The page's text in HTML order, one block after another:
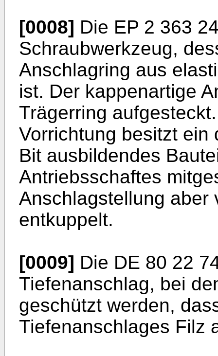
[0008] Die EP 2 363
Schraubwerkzeug,
Anschlagring aus
ist. Der kappenartige
Trägerring
Vorrichtung besitzt ein
Bit ausbildendes
Antriebsschaftes
Anschlagstellung aber
entkuppelt.
[0009] Die DE 80 22
Tiefenanschlag, bei
geschützt werden,
Tiefenanschlages Filz